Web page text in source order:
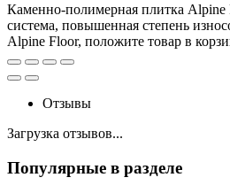
Каменно-полимерная плитка Alpine
система, повышенная степень
Alpine Floor, положите товар в
Отзывы
Загрузка отзывов...
Популярные в разделе